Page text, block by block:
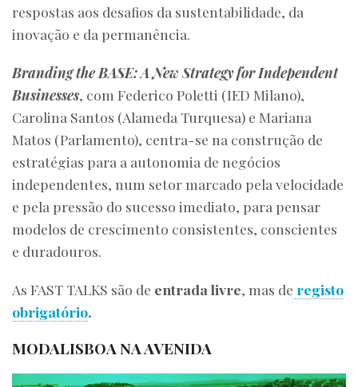
respostas aos desafios da sustentabilidade, da
inovação e da permanência.
Branding the BASE: A New Strategy for Independent
Businesses, com Federico Poletti (IED Milano),
Carolina Santos (Alameda Turquesa) e Mariana
Matos (Parlamento), centra-se na construção de
estratégias para a autonomia de negócios
independentes, num setor marcado pela velocidade
e pela pressão do sucesso imediato, para pensar
modelos de crescimento consistentes, conscientes
e duradouros.
As FAST TALKS são de entrada livre, mas de registo
obrigatório.
MODALISBOA NA AVENIDA